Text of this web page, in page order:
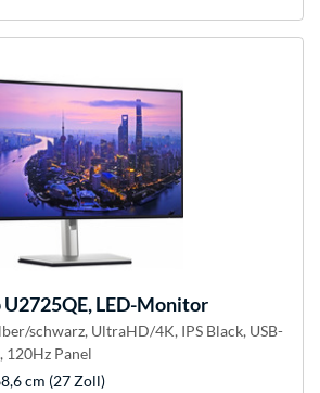
LED-Monitor
schwarz, UltraHD/4K, IPS Black, USB-
120Hz Panel
cm (27 Zoll)